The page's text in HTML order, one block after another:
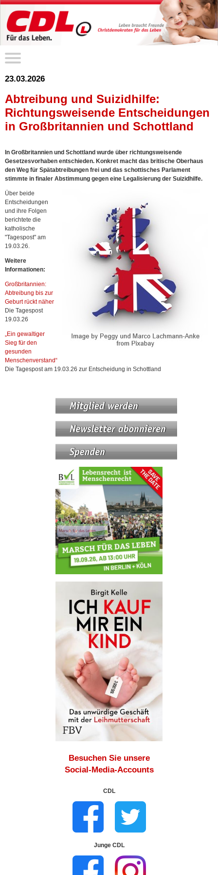
23.03.2026
Abtreibung und Suizidhilfe:
Richtungsweisende Entscheidungen
in Großbritannien und Schottland
In Großbritannien und Schottland wurde über richtungsweisende
Gesetzesvorhaben entschieden. Konkret macht das britische Oberhaus
den Weg für Spätabtreibungen frei und das schottisches Parlament
stimmte in finaler Abstimmung gegen eine Legalisierung der Suizidhilfe.
Über beide
Entscheidungen
und ihre Folgen
berichtete die
katholische
"Tagespost" am
19.03.26.
Weitere
Informationen:
Großbritannien:
Abtreibung bis zur
Geburt rückt näher
Die Tagespost
19.03.26
„Ein gewaltiger
Sieg für den
gesunden
Menschenverstand“
Die Tagespost am 19.03.26 zur Entscheidung in Schottland
Besuchen Sie unsere
Social-Media-Accounts
CDL
Junge CDL